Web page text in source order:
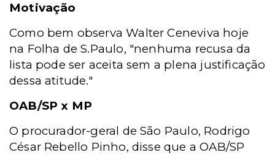
Motivação
Como bem observa Walter Ceneviva hoje
na Folha de S.Paulo, "nenhuma recusa da
lista pode ser aceita sem a plena justificação
dessa atitude."
OAB/SP x MP
O procurador-geral de São Paulo, Rodrigo
César Rebello Pinho, disse que a OAB/SP